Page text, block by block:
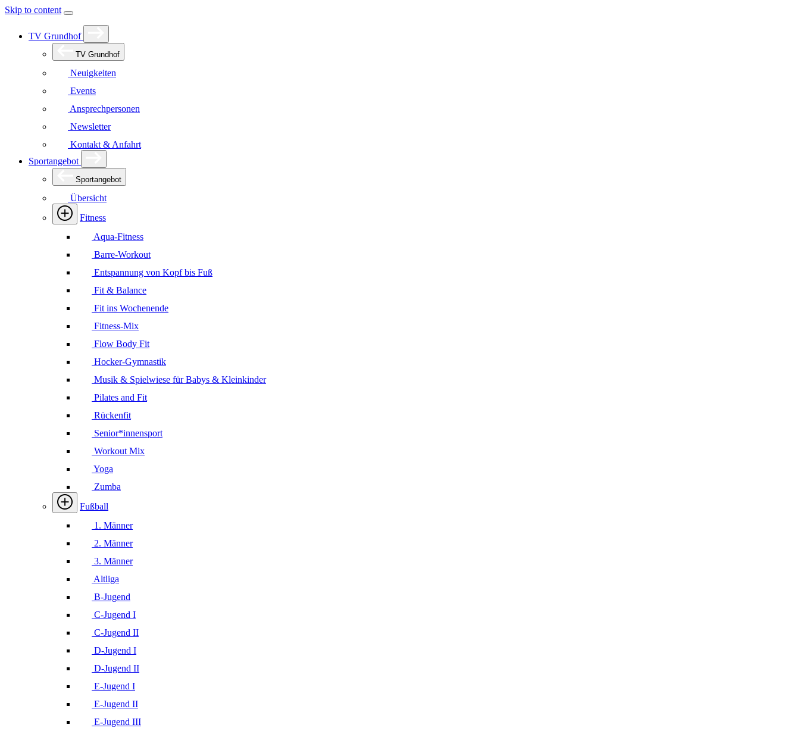
Skip to content
TV Grundhof
TV Grundhof
Neuigkeiten
Events
Ansprechpersonen
Newsletter
Kontakt & Anfahrt
Sportangebot
Sportangebot
Übersicht
Fitness
Aqua-Fitness
Barre-Workout
Entspannung von Kopf bis Fuß
Fit & Balance
Fit ins Wochenende
Fitness-Mix
Flow Body Fit
Hocker-Gymnastik
Musik & Spielwiese für Babys & Kleinkinder
Pilates and Fit
Rückenfit
Senior*innensport
Workout Mix
Yoga
Zumba
Fußball
1. Männer
2. Männer
3. Männer
Altliga
B-Jugend
C-Jugend I
C-Jugend II
D-Jugend I
D-Jugend II
E-Jugend I
E-Jugend II
E-Jugend III